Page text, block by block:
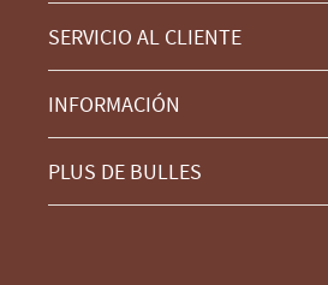
SERVICIO AL CLIENTE
INFORMACIÓN
PLUS DE BULLES